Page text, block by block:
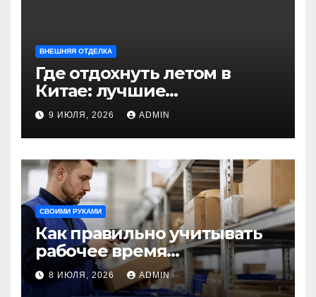
ВНЕШНЯЯ ОТДЕЛКА
Где отдохнуть летом в
Китае: лучшие
направления для
незабываемого
путешествия
9 ИЮЛЯ, 2026 ADMIN
СВОИМИ РУКАМИ
Как правильно учитывать
рабочее время
сотрудников: советы для
бизнеса
8 ИЮЛЯ, 2026 ADMIN